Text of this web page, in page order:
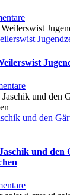
und den
und den